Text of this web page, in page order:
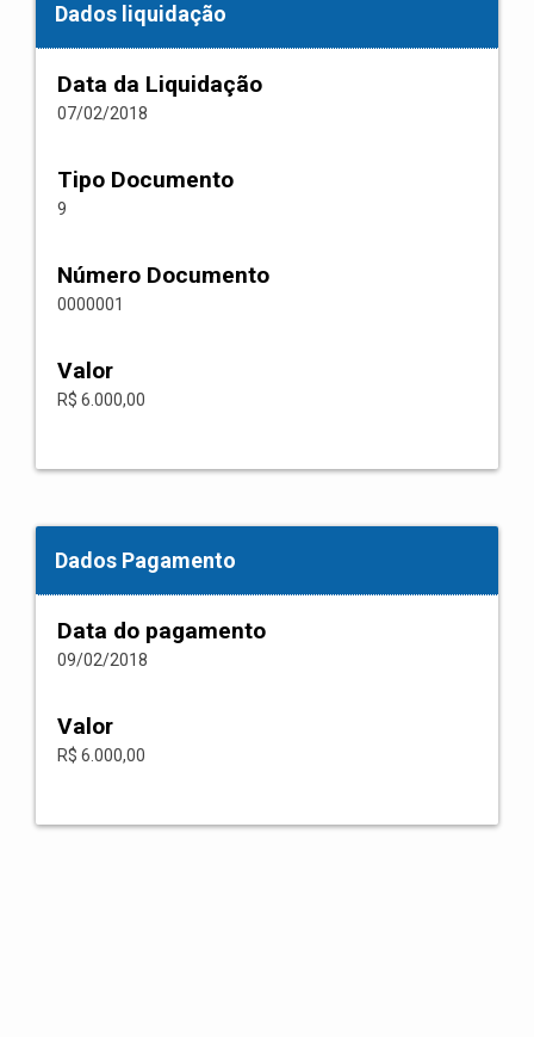
Dados liquidação
Data da Liquidação
07/02/2018
Tipo Documento
9
Número Documento
0000001
Valor
R$ 6.000,00
Dados Pagamento
Data do pagamento
09/02/2018
Valor
R$ 6.000,00